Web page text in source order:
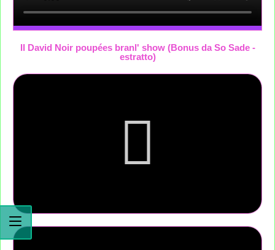
Il David Noir poupées branl' show (Bonus da So Sade -
estratto)